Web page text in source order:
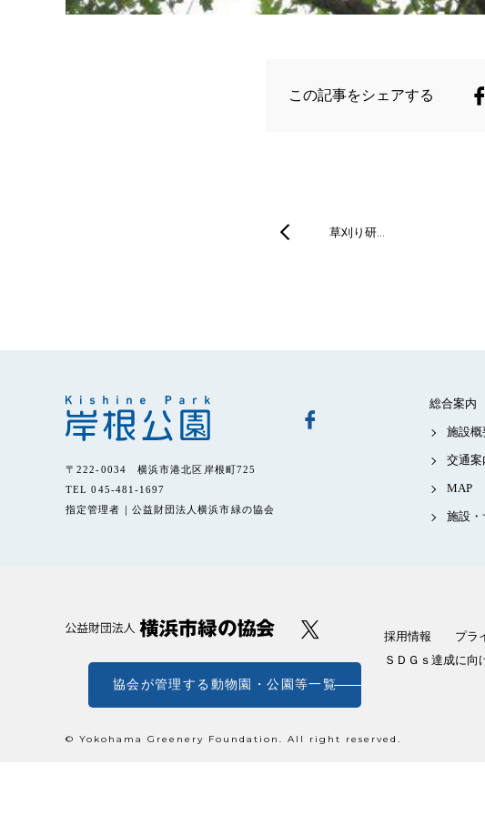
この記事をシェアする
草刈り研…
〒222-0034 横浜市港北区岸根町725
TEL 045-481-1697
指定管理者｜公益財団法人横浜市緑の協会
総合案内
施設概
交通案
MAP
施設・
協会が管理する動物園・公園等一覧
採用情報 プラ
ＳＤＧｓ達成に向
© Yokohama Greenery Foundation. All right reserved.